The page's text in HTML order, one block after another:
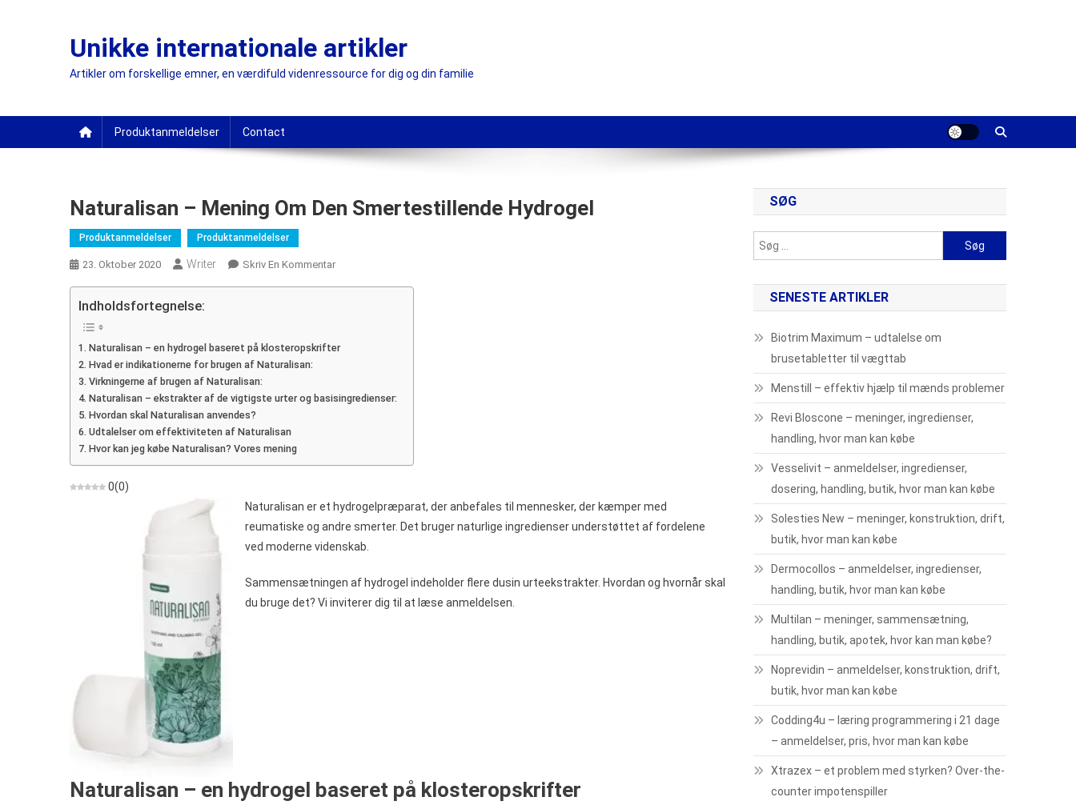
Unikke internationale artikler
Artikler om forskellige emner, en værdifuld videnressource for dig og din familie
Produktanmeldelser Contact
Naturalisan – Mening Om Den Smertestillende Hydrogel
Produktanmeldelser Produktanmeldelser
23. Oktober 2020 Writer Skriv En KommentarOn
Hydrogel
Indholdsfortegnelse:
Naturalisan – en hydrogel baseret på klosteropskrifter
Hvad er indikationerne for brugen af Naturalisan:
Virkningerne af brugen af Naturalisan:
Naturalisan – ekstrakter af de vigtigste urter og basisingredienser:
Hvordan skal Naturalisan anvendes?
Udtalelser om effektiviteten af Naturalisan
Hvor kan jeg købe Naturalisan? Vores mening
0(0)
Naturalisan er et hydrogelpræparat, der anbefales til mennesker, der kæmper med
reumatiske og andre smerter. Det bruger naturlige ingredienser understøttet af fordelene
ved moderne videnskab.
Sammensætningen af hydrogel indeholder flere dusin urteekstrakter. Hvordan og hvornår skal
du bruge det? Vi inviterer dig til at læse anmeldelsen.
Naturalisan – en hydrogel baseret på klosteropskrifter
SØG
efter:
SENESTE ARTIKLER
Biotrim Maximum – udtalelse om
brusetabletter til vægttab
Menstill – effektiv hjælp til mænds problemer
Revi Bloscone – meninger, ingredienser,
handling, hvor man kan købe
Vesselivit – anmeldelser, ingredienser,
dosering, handling, butik, hvor man kan købe
Solesties New – meninger, konstruktion, drift,
butik, hvor man kan købe
Dermocollos – anmeldelser, ingredienser,
handling, butik, hvor man kan købe
Multilan – meninger, sammensætning,
handling, butik, apotek, hvor kan man købe?
Noprevidin – anmeldelser, konstruktion, drift,
butik, hvor man kan købe
Codding4u – læring programmering i 21 dage
– anmeldelser, pris, hvor man kan købe
Xtrazex – et problem med styrken? Over-the-
counter impotenspiller